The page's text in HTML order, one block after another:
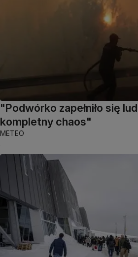
"Podwórko zapełniło się
kompletny chaos"
METEO